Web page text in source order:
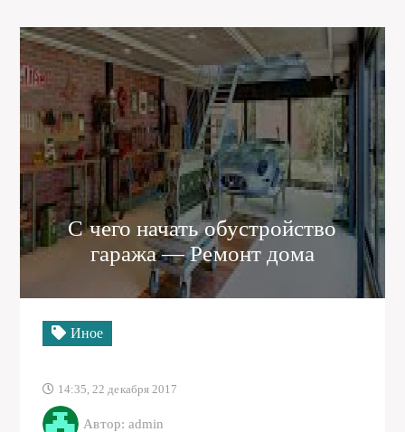
С чего начать обустройство
гаража — Ремонт дома
Иное
14:35, 22 декабря 2017
Автор: admin